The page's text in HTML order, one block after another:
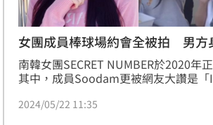
女團成員棒球場約會全被拍 男方
南韓女團SECRET NUMBER於2020年
其中，成員Soodam更被網友大讚是
Soodam未出道就備受關注。豈料，
2024/05/22 11:35